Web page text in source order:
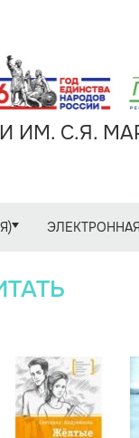
ИМ. С.Я.